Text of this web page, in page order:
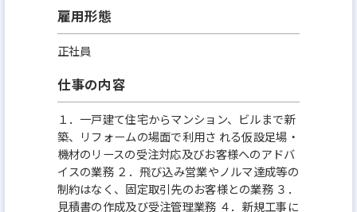
雇用形態
正社員
仕事の内容
１．一戸建て住宅からマンション、ビルまで新
築、リフォームの場面で利用さ れる仮設足場・
機材のリースの受注対応及びお客様へのアドバ
イスの業務 ２．飛び込み営業やノルマ達成等の
制約はなく、固定取引先のお客様との業務 ３．
見積書の作成及び受注管理業務 ４．新規工事に